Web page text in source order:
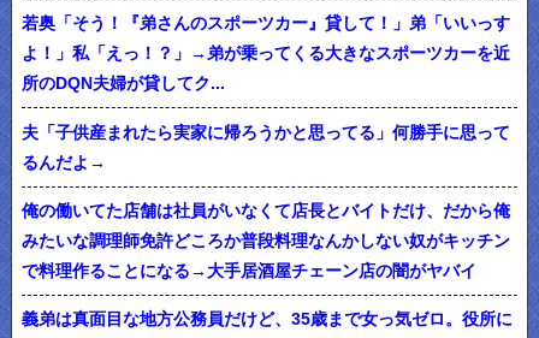
若奥「そう！『弟さんのスポーツカー』貸して！」弟「いいっす
よ！」私「えっ！？」→弟が乗ってくる大きなスポーツカーを近
所のDQN夫婦が貸してク...
夫「子供産まれたら実家に帰ろうかと思ってる」何勝手に思って
るんだよ→
俺の働いてた店舗は社員がいなくて店長とバイトだけ、だから俺
みたいな調理師免許どころか普段料理なんかしない奴がキッチン
で料理作ることになる→大手居酒屋チェーン店の闇がヤバイ
義弟は真面目な地方公務員だけど、35歳まで女っ気ゼロ。役所に